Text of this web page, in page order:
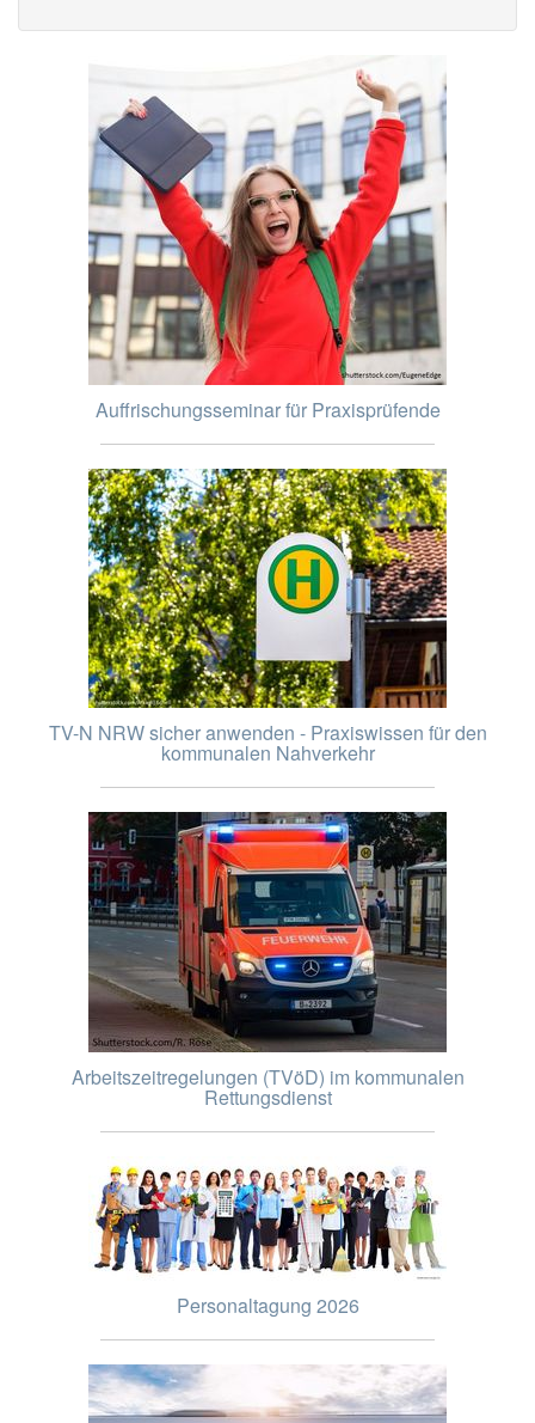
Auffrischungsseminar für Praxisprüfende
TV-N NRW sicher anwenden - Praxiswissen für den
kommunalen Nahverkehr
Arbeitszeitregelungen (TVöD) im kommunalen
Rettungsdienst
Personaltagung 2026